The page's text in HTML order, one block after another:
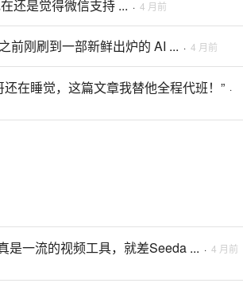
还是觉得微信支持 ... · 4 月前
前刚刷到一部新鲜出炉的 AI ... · 4 月前
还在睡觉，这篇文章我替他全程代班！” ·
是一流的视频工具，就差Seeda ... · 4 月前